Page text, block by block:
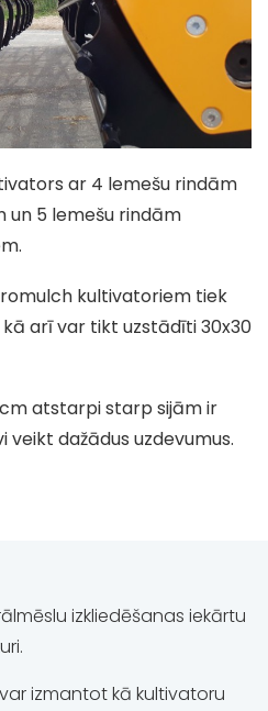
ar 4 lemešu rindām
un 5 lemešu rindām
kultivatoriem tiek
arī var tikt uzstādīti 30x30
atstarpi starp sijām ir
dažādus uzdevumus.
izkliedēšanas iekārtu
izmantot kā kultivatoru